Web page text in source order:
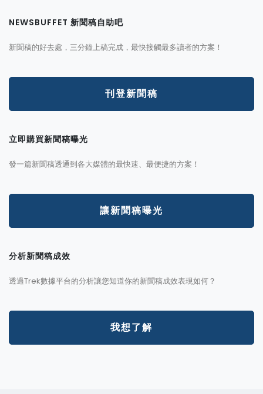
NEWSBUFFET 新聞稿自助吧
新聞稿的好去處，三分鐘上稿完成，最快接觸最多讀者的方案！
刊登新聞稿
立即購買新聞稿曝光
發一篇新聞稿透通到各大媒體的最快速、最便捷的方案！
讓新聞稿曝光
分析新聞稿成效
透過Trek數據平台的分析讓您知道你的新聞稿成效表現如何？
我想了解